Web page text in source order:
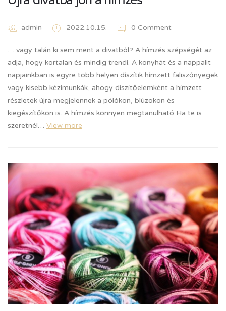
admin 2022.10.15. 0 Comment
… vagy talán ki sem ment a divatból? A hímzés szépségét az
adja, hogy kortalan és mindig trendi. A konyhát és a nappalit
napjainkban is egyre több helyen díszítik hímzett faliszőnyegek
vagy kisebb kézimunkák, ahogy díszítőelemként a hímzett
részletek újra megjelennek a pólókon, blúzokon és
kiegészítőkön is. A hímzés könnyen megtanulható Ha te is
szeretnél… View more